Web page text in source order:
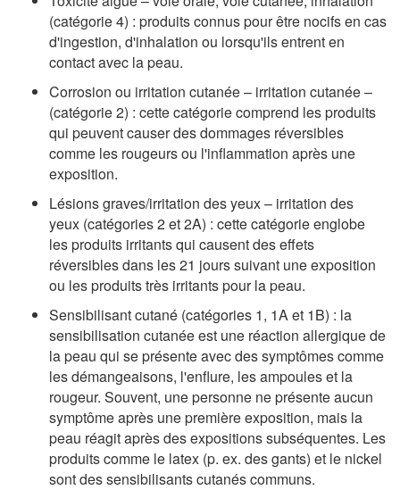
(catégorie 4) : produits connus pour être nocifs en cas
d'ingestion, d'inhalation ou lorsqu'ils entrent en
contact avec la peau.
Corrosion ou irritation cutanée – irritation cutanée –
(catégorie 2) : cette catégorie comprend les produits
qui peuvent causer des dommages réversibles
comme les rougeurs ou l'inflammation après une
exposition.
Lésions graves/irritation des yeux – irritation des
yeux (catégories 2 et 2A) : cette catégorie englobe
les produits irritants qui causent des effets
réversibles dans les 21 jours suivant une exposition
ou les produits très irritants pour la peau.
Sensibilisant cutané (catégories 1, 1A et 1B) : la
sensibilisation cutanée est une réaction allergique de
la peau qui se présente avec des symptômes comme
les démangeaisons, l'enflure, les ampoules et la
rougeur. Souvent, une personne ne présente aucun
symptôme après une première exposition, mais la
peau réagit après des expositions subséquentes. Les
produits comme le latex (p. ex. des gants) et le nickel
sont des sensibilisants cutanés communs.